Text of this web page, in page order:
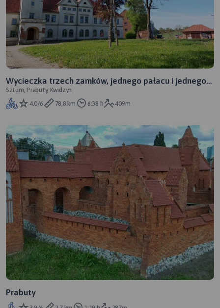
Wycieczka trzech zamków, jednego pałacu i jednego
budynku cywilnego :)
Sztum, Prabuty, Kwidzyn
4.0/6
78,8 km 6:38 h 409m
Prabuty